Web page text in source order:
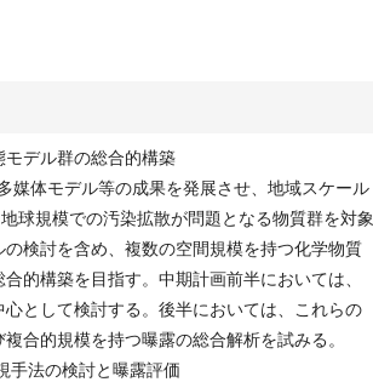
デル群の総合的構築
体モデル等の成果を発展させ、地域スケール
球規模での汚染拡散が問題となる物質群を対象
検討を含め、複数の空間規模を持つ化学物質
的構築を目指す。中期計画前半においては、
として検討する。後半においては、これらの
合的規模を持つ曝露の総合解析を試みる。
手法の検討と曝露評価